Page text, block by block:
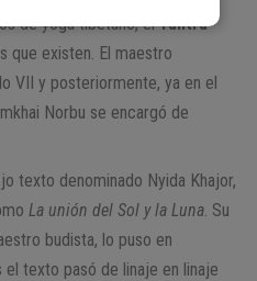
de yoga tibetano, elYantra
que existen. El maestro
VII y posteriormente, ya en el
Norbu se encargó de
texto denominado Nyida Khajor,
La unión del Sol y la Luna . Su
budista, lo puso en
texto pasó de linaje en linaje